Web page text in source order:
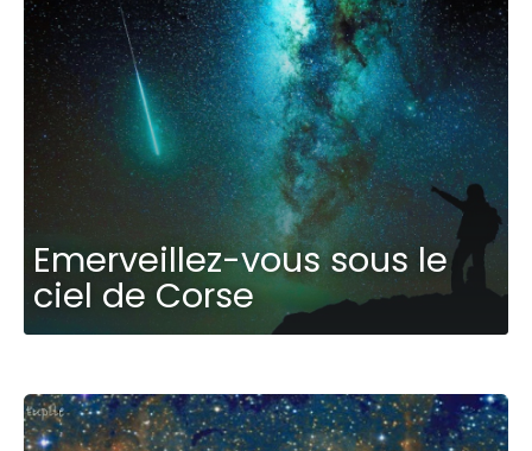
Emerveillez-vous sous le
ciel de Corse